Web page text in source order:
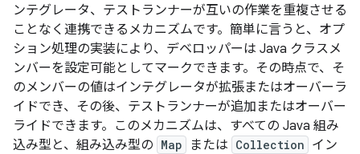
ンテグレータ、テストランナーが互いの作業を重複させる
ことなく連携できるメカニズムです。簡単に言うと、オプ
ション処理の実装により、デベロッパーは Java クラスメ
ンバーを設定可能としてマークできます。その時点で、そ
のメンバーの値はインテグレータが拡張またはオーバーラ
イドでき、その後、テストランナーが追加またはオーバー
ライドできます。このメカニズムは、すべての Java 組み
込み型と、組み込み型の Map または Collection イン